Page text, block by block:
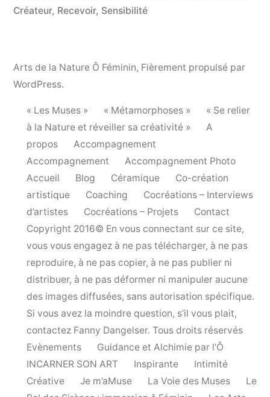
Créateur, Recevoir, Sensibilité
Arts de la Nature Ô Féminin, Fièrement propulsé par
WordPress.
« Les Muses » « Métamorphoses »
« Se relier
à la Nature et réveiller sa créativité »
A
propos
Accompagnement
Accompagnement
Accompagnement Photo
Accueil
Blog Céramique
Co-création
artistique
Coaching
Cocréations – Interviews
d’artistes
Cocréations – Projets
Contact
Copyright 2016© En vous connectant sur ce site,
vous vous engagez à ne pas télécharger, à ne pas
reproduire, à ne pas copier, à ne pas publier ni
distribuer, à ne pas déformer ni manipuler aucune
des images diffusées, sans autorisation spécifique.
Si vous avez la moindre question, s’il vous plait,
contactez Fanny Dangelser. Tous droits réservés
Evènements
Guidance et Alchimie par l’Ô
INCARNER SON ART
Inspirante
Intimité
Créative
Je m’aMuse La Voie des Muses
Le